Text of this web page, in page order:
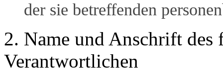
der sie betreffenden
2. Name und Anschrift des
Verantwortlichen